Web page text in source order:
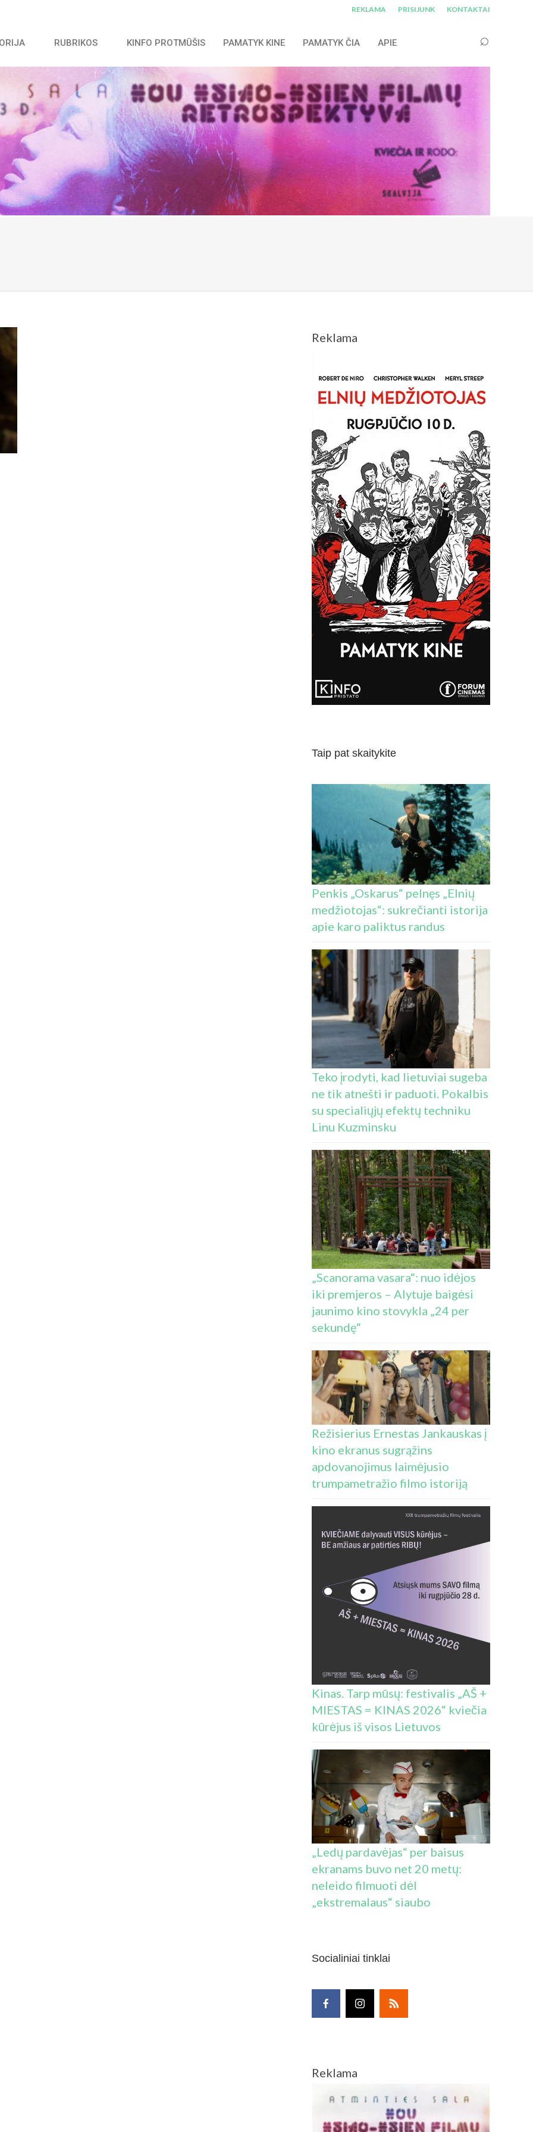
REKLAMA PRISIJUNK KONTAKTAI
RUBRIKOS KINFO PROTMŪŠIS PAMATYK KINE PAMATYK ČIA APIE
Reklama
Taip pat skaitykite
Penkis „Oskarus“ pelnęs „Elnių
medžiotojas“: sukrečianti istorija
apie karo paliktus randus
Teko įrodyti, kad lietuviai sugeba
ne tik atnešti ir paduoti. Pokalbis
su specialiųjų efektų techniku
Linu Kuzminsku
„Scanorama vasara“: nuo idėjos
iki premjeros – Alytuje baigėsi
jaunimo kino stovykla „24 per
sekundę“
Režisierius Ernestas Jankauskas į
kino ekranus sugrąžins
apdovanojimus laimėjusio
trumpametražio filmo istoriją
Kinas. Tarp mūsų: festivalis „AŠ +
MIESTAS = KINAS 2026“ kviečia
kūrėjus iš visos Lietuvos
„Ledų pardavėjas“ per baisus
ekranams buvo net 20 metų:
neleido filmuoti dėl
„ekstremalaus“ siaubo
Socialiniai tinklai
Reklama